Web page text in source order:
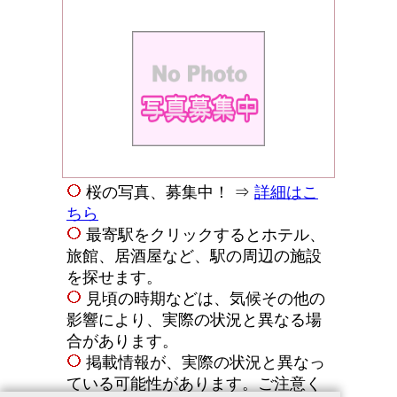
桜の写真、募集中！ ⇒ 詳細はこ
ちら
最寄駅をクリックするとホテル、
旅館、居酒屋など、駅の周辺の施設
を探せます。
見頃の時期などは、気候その他の
影響により、実際の状況と異なる場
合があります。
掲載情報が、実際の状況と異なっ
ている可能性があります。ご注意く